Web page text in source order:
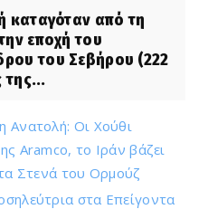
καταγόταν από τη
εποχή του
του Σεβήρου (222
της...
Ανατολή: Οι Χούθι
Aramco, το Ιράν βάζει
Στενά του Ορμούζ
στα Επείγοντα